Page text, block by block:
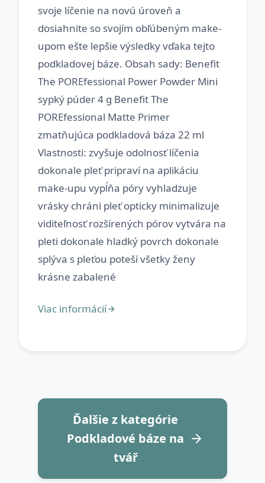
svoje líčenie na novú úroveň a
dosiahnite so svojím obľúbeným make-
upom ešte lepšie výsledky vďaka tejto
podkladovej báze. Obsah sady: Benefit
The POREfessional Power Powder Mini
sypký púder 4 g Benefit The
POREfessional Matte Primer
zmatňujúca podkladová báza 22 ml
Vlastnosti: zvyšuje odolnosť líčenia
dokonale pleť pripraví na aplikáciu
make-upu vypĺňa póry vyhladzuje
vrásky chráni pleť opticky minimalizuje
viditeľnosť rozšírených pórov vytvára na
pleti dokonale hladký povrch dokonale
splýva s pleťou poteší všetky ženy
Ďalšie z kategórie
Podkladové báze na
tvář